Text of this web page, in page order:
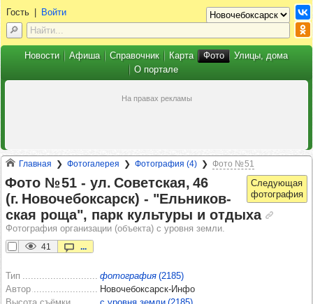
Главная Фотогалерея Фотография (4) Фото № 51
Фото № 51 -​ ул. Совет­ская, 46
(г. Ново­че­бок­сарск) -​ "Ель­ни­ков­
ская роща", парк куль­туры и отдыха
Фотография организации (объекта) с уровня земли.
41 ...
Тип фотография (2185)
Автор
Новочебоксарск-Инфо
Гость| Войти
Новости Афиша Справочник Карта Фото
Улицы, дома
О портале